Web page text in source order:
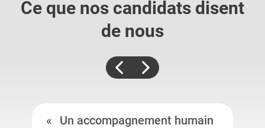
Ce que nos candidats disent
de nous
Un accompagnement humain